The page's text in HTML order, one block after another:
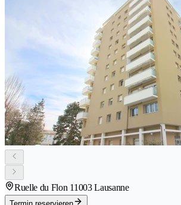
Ruelle du Flon 11003 Lausanne